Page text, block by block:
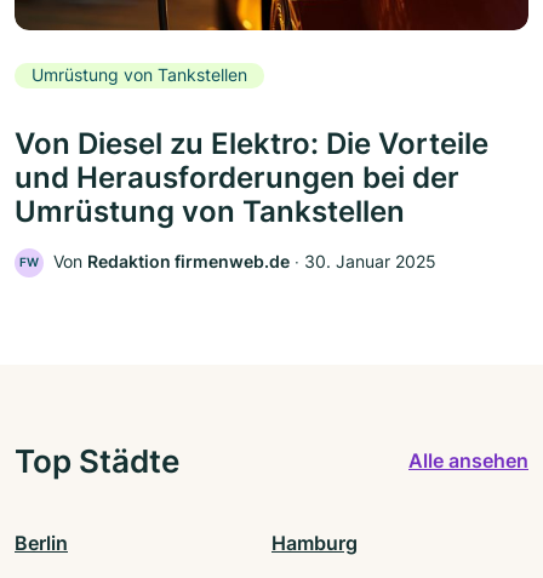
Umrüstung von Tankstellen
Von Diesel zu Elektro: Die Vorteile
und Herausforderungen bei der
Umrüstung von Tankstellen
FW Von Redaktion firmenweb.de ‧ 30. Januar 2025
Top Städte Alle ansehen
Berlin Hamburg